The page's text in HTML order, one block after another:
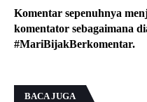
Komentar sepenuhnya
komentator sebagaimana
#MariBijakBerkomentar.
BACA JUGA